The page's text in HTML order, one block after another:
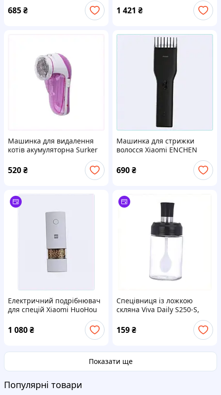
685₴ 1 421 ₴
Машинка для видалення
котів акумуляторна Surker
SK-678 3 Вт Рожевий/Білий,
H820489E1
520₴
Машинка для стрижки
волосся Xiaomi ENCHEN
690₴
Електричний подрібнювач
для спецій Xiaomi HuoHou
HU0142 6691K3H88
1 080₴
Спецівниця із ложкою
скляна Viva Daily S250-S,
159₴
Показати ще
Популярні товари